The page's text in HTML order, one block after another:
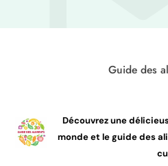
Guide des
Découvrez une
monde et le guide des